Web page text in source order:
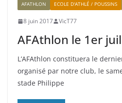
AFATHLON ECOLE D'ATHLÉ / POUSSINS
8 juin 2017 VicT77
AFAthlon le 1er
L’AFAthlon constituera le
organisé par notre club, le
stade Philippe